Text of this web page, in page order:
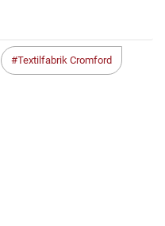
Textilfabrik Cromford